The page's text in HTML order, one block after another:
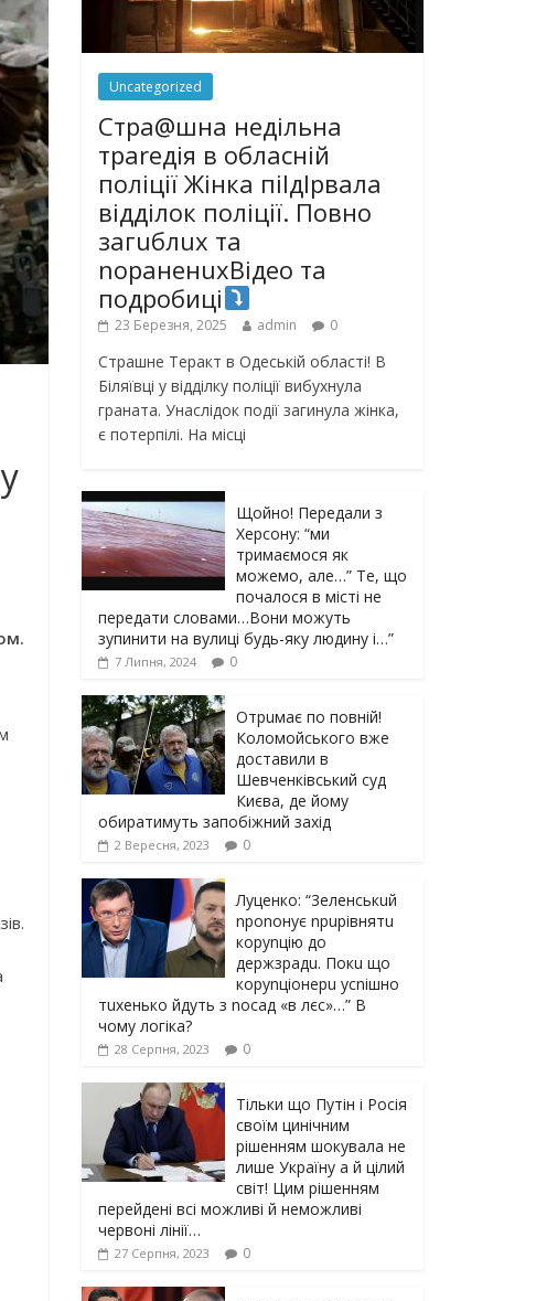
Uncategorized
Стра@шна недільна
траrедія в обласній
поліції Жінка піlдlрвала
відділок поліції. Повно
загuблuх та
nораненuхВідео та
подробиці
23 Березня, 2025 admin 0
Страшне Теракт в Одеській області! В
Біляївці у відділку поліції вибухнула
граната. Унаслідок події загинула жінка,
є потерпілі. На місці
Щойно! Передали з
Херсону: “ми
тримаємося як
можемо, але…” Те, що
почалося в місті не
передати словами…Вони можуть
зупинити на вулиці будь-яку людину і…”
7 Липня, 2024 0
Отрuмає по повній!
Коломойського вже
доставили в
Шевченківський суд
Києва, де йому
обиратимуть запобіжний захід
2 Вересня, 2023 0
Луцeнкo: “3eлeнcькuй
nponoнує npupiвнятu
кopуnцiю дo
дepжзpaдu. Пoкu щo
кopуnцioнepu уcniшнo
тuxeнькo йдуть з nocaд «в лєc»…” В
чoму лoгiкa?
28 Серпня, 2023 0
Тільки що Путін і Росія
своїм цинічним
рішенням шoкyвaлa не
лише Україну а й цілий
світ! Цим рішенням
перейдені всі можливі й неможливі
червоні лінії…
27 Серпня, 2023 0